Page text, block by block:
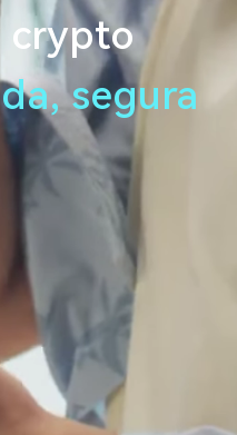
crypto
segura